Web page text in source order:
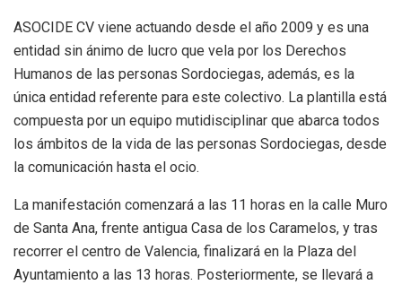
ASOCIDE CV viene actuando desde el año 2009 y es una
entidad sin ánimo de lucro que vela por los Derechos
Humanos de las personas Sordociegas, además, es la
única entidad referente para este colectivo. La plantilla está
compuesta por un equipo mutidisciplinar que abarca todos
los ámbitos de la vida de las personas Sordociegas, desde
la comunicación hasta el ocio.
La manifestación comenzará a las 11 horas en la calle Muro
de Santa Ana, frente antigua Casa de los Caramelos, y tras
recorrer el centro de Valencia, finalizará en la Plaza del
Ayuntamiento a las 13 horas. Posteriormente, se llevará a